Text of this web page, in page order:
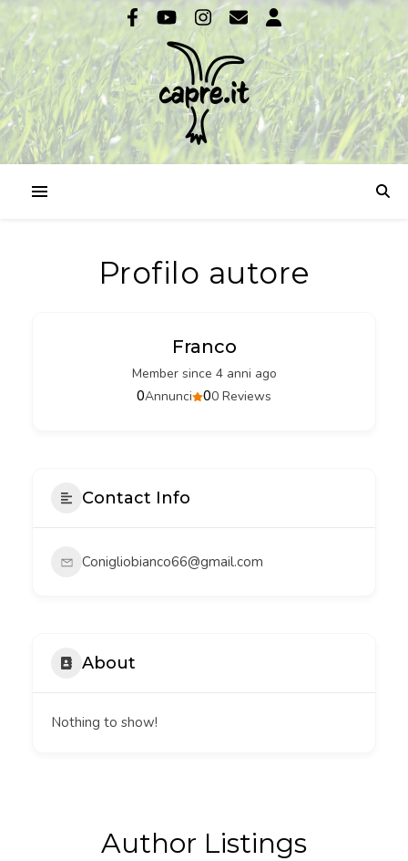
Profilo autore
Franco
Member since 4 anni ago
00 Reviews
0Annunci
Contact Info
Conigliobianco66@gmail.com
About
Nothing to show!
Author Listings